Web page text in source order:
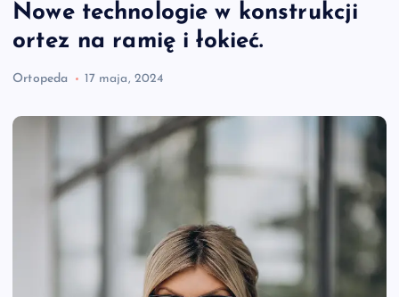
Nowe technologie w konstrukcji
ortez na ramię i łokieć.
Ortopeda 17 maja, 2024